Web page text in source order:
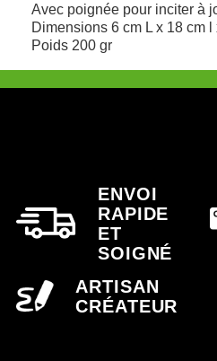
Avec poignée pour inciter à
Dimensions 6 cm L x 18 cm l
Poids 200 gr
ENVOI
RAPIDE
ET
SOIGNÉ
ARTISAN
CRÉATEUR